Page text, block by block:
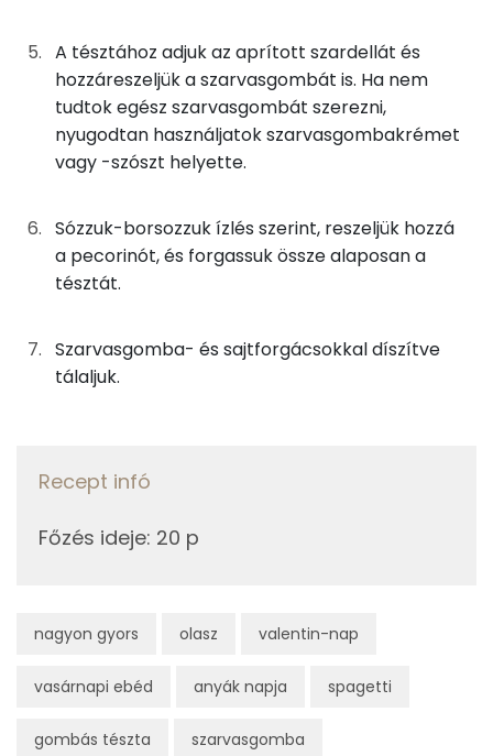
nagyon gyors olasz valentin-nap
vasárnapi ebéd anyák napja spagetti
gombás tészta szarvasgomba
13gpecorino sajt 48 kcal
Összesen 351 kcal
Kolin:
Niacin - B3 vitamin:
E vitamin:
Tiamin - B1 vitamin:
Összesen 14.1 g
Összesen
Telített zsírsav
Többszörösen telítetlen zsírsav
Koleszterin
17 mg
A tésztához adjuk az aprított szardellát és
hozzáreszeljük a szarvasgombát is. Ha nem
tudtok egész szarvasgombát szerezni,
nyugodtan használjatok szarvasgombakrémet
vagy -szószt helyette.
Sózzuk-borsozzuk ízlés szerint, reszeljük hozzá
a pecorinót, és forgassuk össze alaposan a
tésztát.
Szarvasgomba- és sajtforgácsokkal díszítve
tálaljuk.
Recept infó
Főzés ideje: 20 p